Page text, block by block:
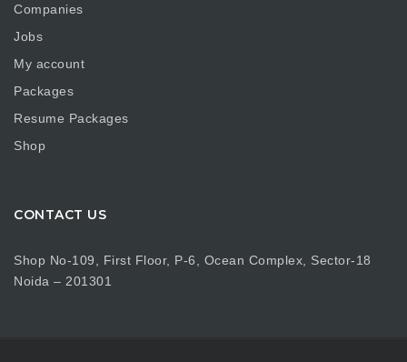
Companies
Jobs
My account
Packages
Resume Packages
Shop
CONTACT US
Shop No-109, First Floor, P-6, Ocean Complex, Sector-18
Noida – 201301